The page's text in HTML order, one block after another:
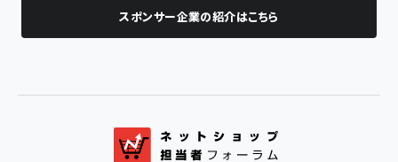
スポンサー企業の紹介はこちら